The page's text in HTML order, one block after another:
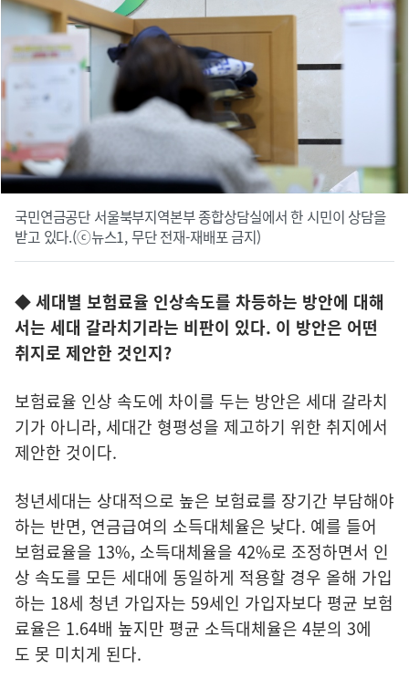
국민연금공단 서울북부지역본부 종합상담실에서 한 시민이 상담을
받고 있다.(ⓒ뉴스1, 무단 전재-재배포 금지)
◆세대별 보험료율 인상속도를 차등하는 방안에 대해
서는 세대 갈라치기라는 비판이 있다. 이 방안은 어떤
취지로 제안한 것인지?
보험료율 인상 속도에 차이를 두는 방안은 세대 갈라치
기가 아니라, 세대간 형평성을 제고하기 위한 취지에서
제안한 것이다.
청년세대는 상대적으로 높은 보험료를 장기간 부담해야
하는 반면, 연금급여의 소득대체율은 낮다. 예를 들어
보험료율을 13%, 소득대체율을 42%로 조정하면서 인
상 속도를 모든 세대에 동일하게 적용할 경우 올해 가입
하는 18세 청년 가입자는 59세인 가입자보다 평균 보험
료율은 1.64배 높지만 평균 소득대체율은 4분의 3에
도 못 미치게 된다.